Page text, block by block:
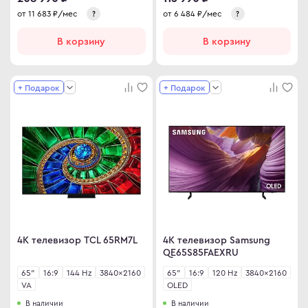
Army
от 11 683 ₽/мес ?
В корзину
от 6 484₽/мес ?
В корзину
+ Подарок
4K телевизор TCL 65RM7L
65" 16:9 144 Hz
3840×2160
VA
В наличии
+ Подарок
4K телевизор Samsung
QE65S85FAEXRU
65" 16:9 120 Hz
3840×2160
OLED
В наличии